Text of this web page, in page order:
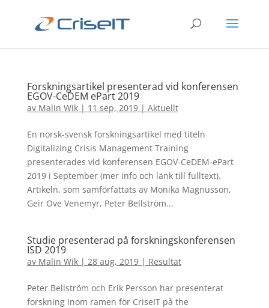
Forskningsartikel presenterad vid konferensen
EGOV-CeDEM ePart 2019
av Malin Wik| 11 sep, 2019| Aktuellt
En norsk-svensk forskningsartikel med titeln
Digitalizing Crisis Management Training
presenterades vid konferensen EGOV-CeDEM-ePart
2019 i September (mer info och länk till fulltext).
Artikeln, som samförfattats av Monika Magnusson,
Geir Ove Venemyr, Peter Bellström...
Studie presenterad på forskningskonferensen
ISD 2019
av Malin Wik| 28 aug, 2019| Resultat
Peter Bellström och Erik Persson har presenterat
forskning inom ramen för CriseIT på the